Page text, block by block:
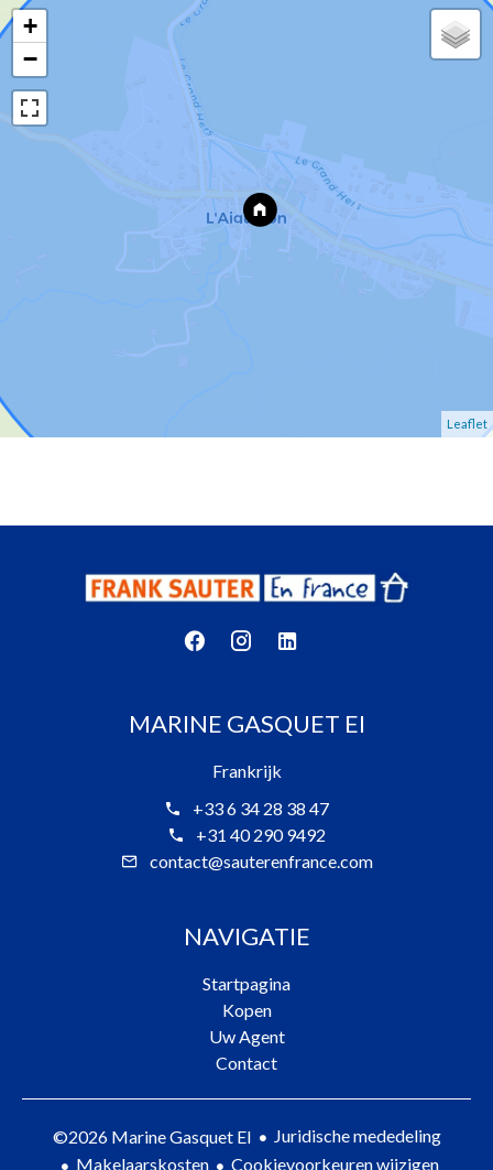
+
−
Leaflet
MARINE GASQUET EI
Frankrijk
+33 6 34 28 38 47
+31 40 290 9492
contact@sauterenfrance.com
NAVIGATIE
Startpagina
Kopen
Uw Agent
Contact
©2026 Marine Gasquet EI
Juridische mededeling
Makelaarskosten
Cookievoorkeuren wijzigen